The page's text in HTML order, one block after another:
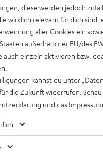
Ambition
Subwoofer für größere
diese werden jedoch
wirklich relevant für dich sind,
aller Cookies ein
außerhalb der EU/des
auch einzeln aktivieren bzw.
kannst du unter
die Zukunft widerrufen.
und das Impressum